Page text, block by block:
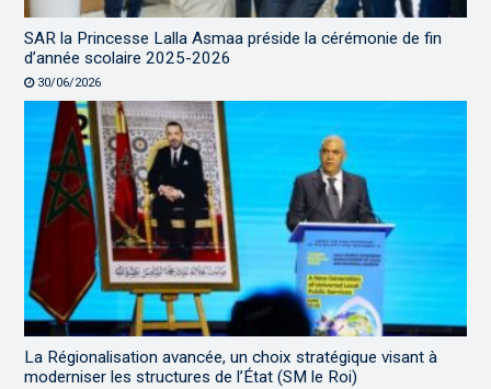
SAR la Princesse Lalla Asmaa préside la cérémonie de fin
d’année scolaire 2025-2026
30/06/2026
La Régionalisation avancée, un choix stratégique visant à
moderniser les structures de l’État (SM le Roi)